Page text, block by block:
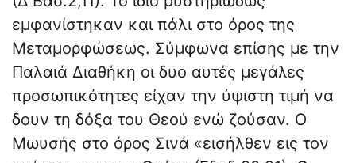
εμφανίστηκαν και πάλι στο όρος της
Μεταμορφώσεως. Σύμφωνα επίσης με την
Παλαιά Διαθήκη οι δυο αυτές μεγάλες
προσωπικότητες είχαν την ύψιστη τιμή να
δουν τη δόξα του Θεού ενώ ζούσαν. Ο
Μωυσής στο όρος Σινά «εισήλθεν εις τον